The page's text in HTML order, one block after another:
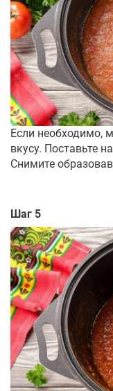
Если необходимо,
вкусу. Поставьте
Снимите
Шаг 5